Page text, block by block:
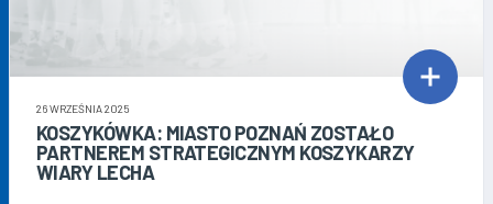
26 WRZEŚNIA 2025
KOSZYKÓWKA: MIASTO POZNAŃ ZOSTAŁO
PARTNEREM STRATEGICZNYM KOSZYKARZY
WIARY LECHA